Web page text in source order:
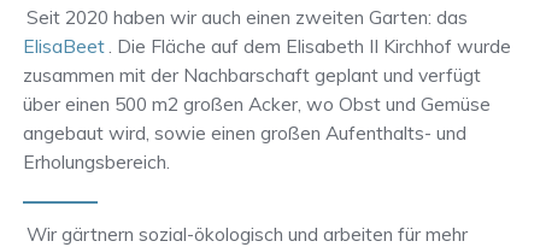
Seit 2020 haben wir auch einen zweiten Garten: das
ElisaBeet. Die Fläche auf dem Elisabeth II Kirchhof wurde
zusammen mit der Nachbarschaft geplant und verfügt
über einen 500 m2 großen Acker, wo Obst und Gemüse
angebaut wird, sowie einen großen Aufenthalts- und
Erholungsbereich.
Wir gärtnern sozial-ökologisch und arbeiten für mehr